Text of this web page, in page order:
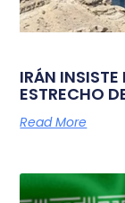
IRÁN INSISTE
ESTRECHO
Read More